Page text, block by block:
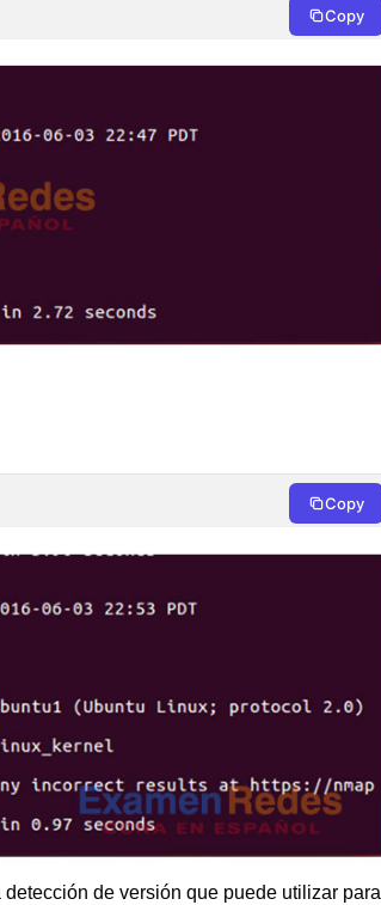
Copy
Copy
de versión que puede utilizar para